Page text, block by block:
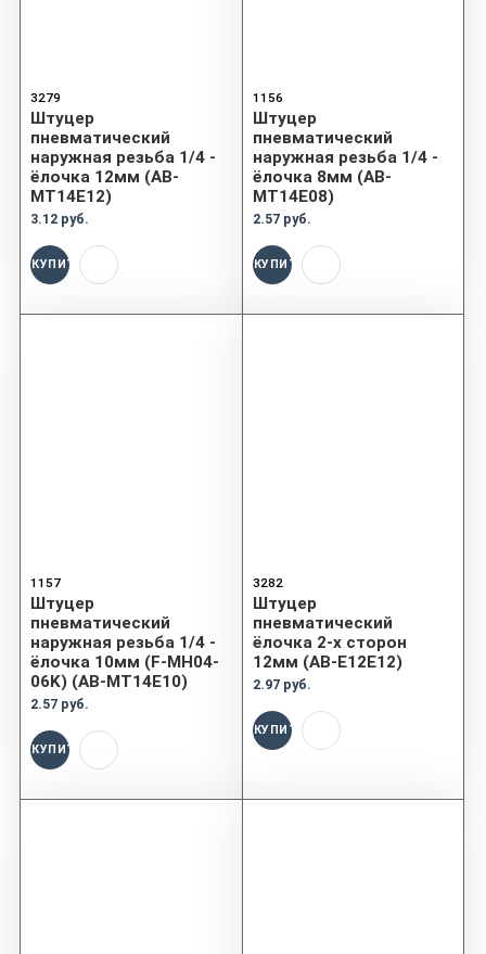
3279
Штуцер
пневматический
наружная резьба 1/4 -
ёлочка 12мм (AB-
MT14E12)
3.12 руб.
КУПИТЬ
1156
Штуцер
пневматический
наружная резьба 1/4 -
ёлочка 8мм (AB-
MT14E08)
2.57 руб.
КУПИТЬ
1157
Штуцер
пневматический
наружная резьба 1/4 -
ёлочка 10мм (F-MH04-
06K) (AB-MT14E10)
2.57 руб.
КУПИТЬ
3282
Штуцер
пневматический
ёлочка 2-х сторон
12мм (AB-E12E12)
2.97 руб.
КУПИТЬ